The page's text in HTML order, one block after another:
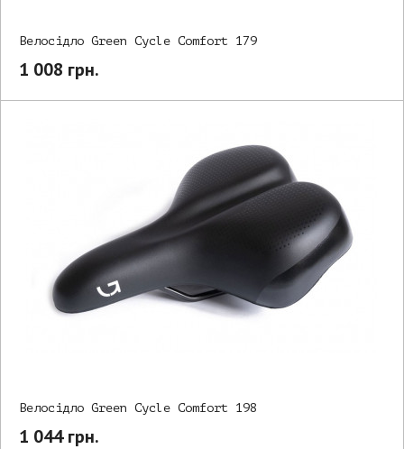
Велосідло Green Cycle Comfort 179
1 008 грн.
Велосідло Green Cycle Comfort 198
1 044 грн.